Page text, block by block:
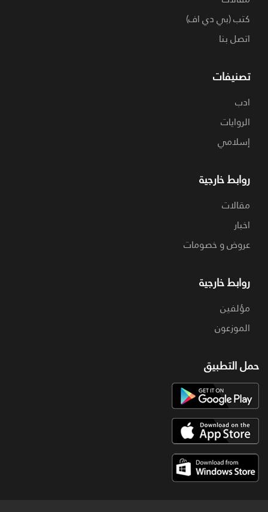
كتب (بي دي اف)
اتصل بنا
تصنيفات
ادب
الروايات
إسلامي
روابط خارجية
مقالات
اخبار
عروض و خصومات
روابط خارجية
مؤلفين
الموزعون
حمل التطبيق